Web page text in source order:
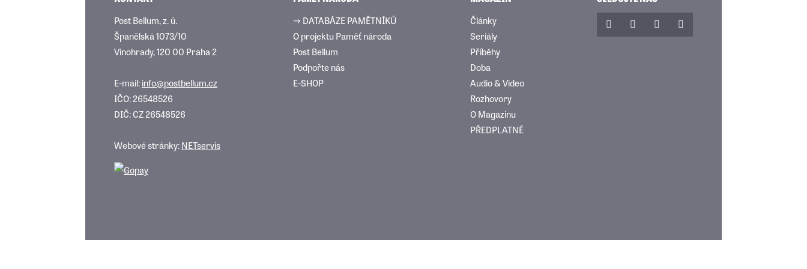
Post Bellum, z. ú.
Španělská 1073/10
Vinohrady, 120 00 Praha 2
E-mail:info@postbellum.cz
IČO: 26548526
DIČ: CZ 26548526
Webové stránky:NETservis
⇒ DATABÁZE PAMĚTNÍKŮ
O projektu Paměť národa
Post Bellum
Podpořte nás
E-SHOP
Články
Seriály
Příběhy
Doba
Audio & Video
Rozhovory
O Magazínu
PŘEDPLATNÉ